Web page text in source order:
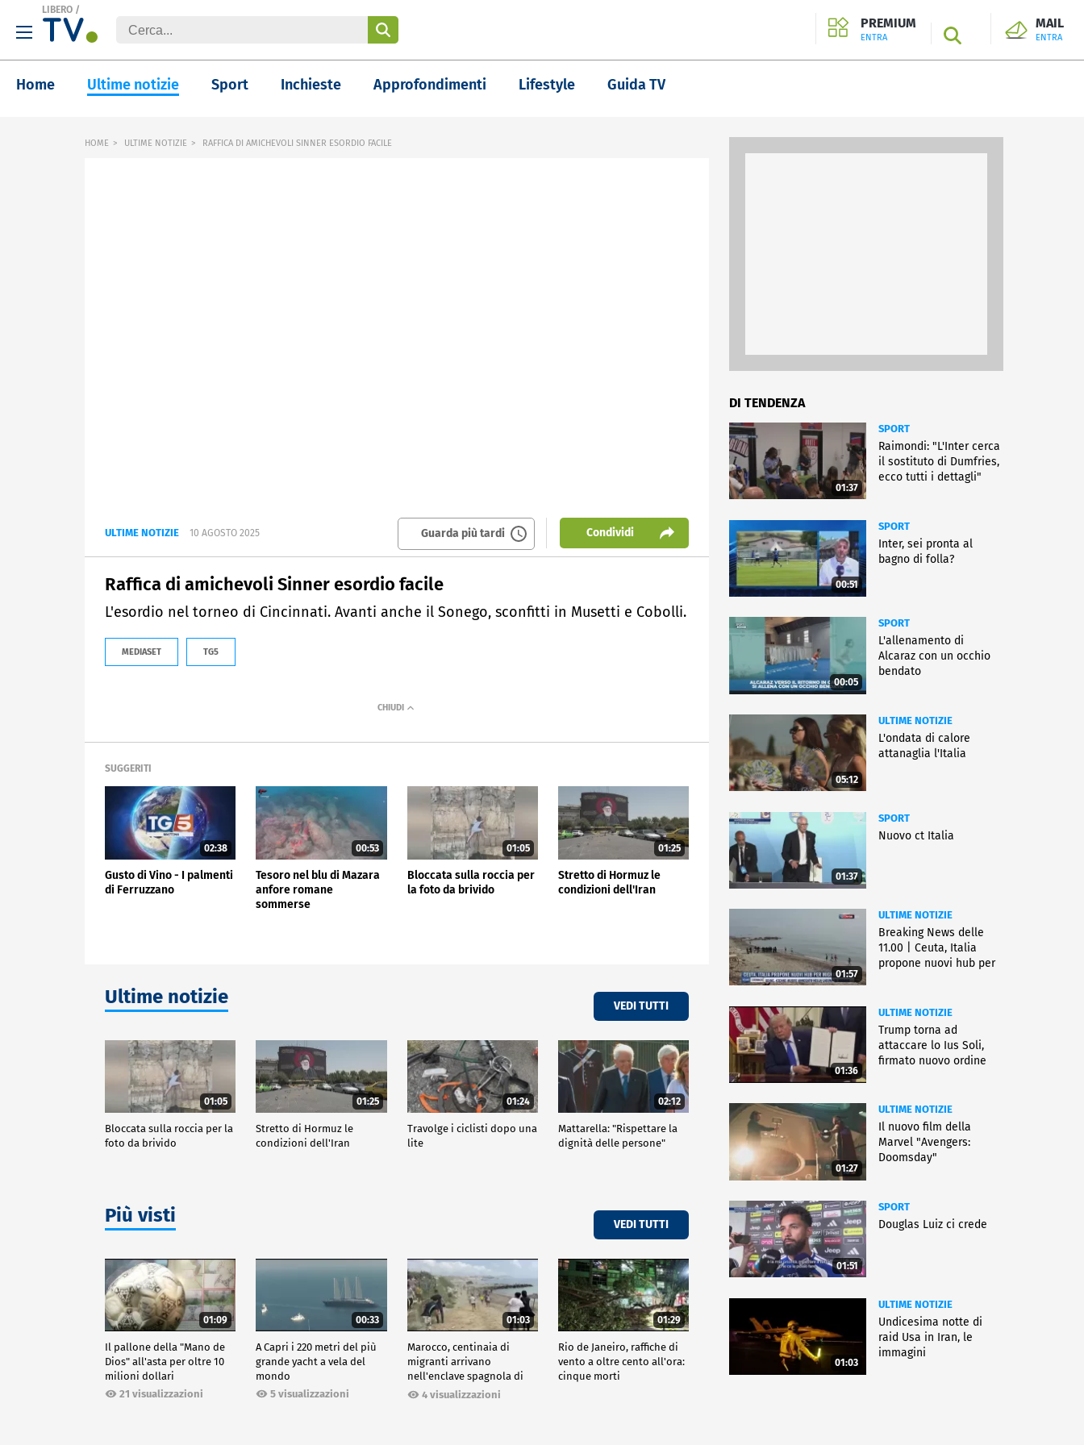
LIBERO /
PREMIUM
ENTRA SEARCH
MAIL
ENTRA
Home Ultime notizie Sport Inchieste Approfondimenti Lifestyle Guida TV
HOME ULTIME NOTIZIE RAFFICA DI AMICHEVOLI SINNER ESORDIO FACILE
ULTIME NOTIZIE 10 AGOSTO 2025 Guarda più tardi Condividi
Raffica di amichevoli Sinner esordio facile
L'esordio nel torneo di Cincinnati. Avanti anche il Sonego, sconfitti in Musetti e Cobolli.
MEDIASET TG5
SUGGERITI
02:38
Gusto di Vino - I palmenti
di Ferruzzano
00:53
Tesoro nel blu di Mazara
anfore romane
sommerse
01:05
Bloccata sulla roccia per
la foto da brivido
01:25
Stretto di Hormuz le
condizioni dell'Iran
Ultime notizie VEDI TUTTI
01:05
Bloccata sulla roccia per la
foto da brivido
01:25
Stretto di Hormuz le
condizioni dell'Iran
01:24
Travolge i ciclisti dopo una
lite
02:12
Mattarella: "Rispettare la
dignità delle persone"
Più visti VEDI TUTTI
01:09
Il pallone della "Mano de
Dios" all'asta per oltre 10
milioni dollari
21 visualizzazioni
00:33
A Capri i 220 metri del più
grande yacht a vela del
mondo
5 visualizzazioni
01:03
Marocco, centinaia di
migranti arrivano
nell'enclave spagnola di
Ceuta4 visualizzazioni
01:29
Rio de Janeiro, raffiche di
vento a oltre cento all'ora:
cinque morti
DI TENDENZA
01:37
SPORT
Raimondi: "L'Inter cerca
il sostituto di Dumfries,
ecco tutti i dettagli"
00:51
SPORT
Inter, sei pronta al
bagno di folla?
00:05
SPORT
L'allenamento di
Alcaraz con un occhio
bendato
05:12
ULTIME NOTIZIE
L'ondata di calore
attanaglia l'Italia
01:37
SPORT
Nuovo ct Italia
01:57
ULTIME NOTIZIE
Breaking News delle
11.00 | Ceuta, Italia
propone nuovi hub per
01:36
ULTIME NOTIZIE
Trump torna ad
attaccare lo Ius Soli,
firmato nuovo ordine
01:27
ULTIME NOTIZIE
Il nuovo film della
Marvel "Avengers:
Doomsday"
01:51
SPORT
Douglas Luiz ci crede
01:03
ULTIME NOTIZIE
Undicesima notte di
raid Usa in Iran, le
immagini